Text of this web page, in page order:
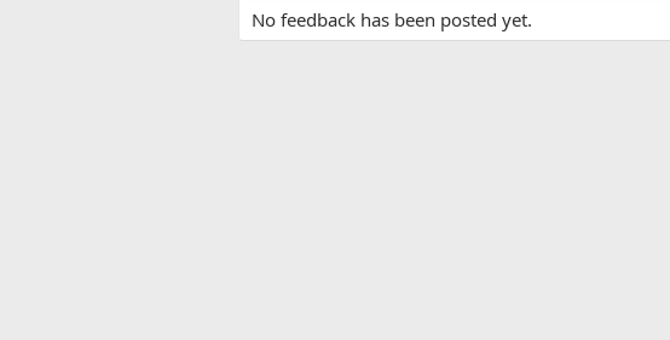
No feedback has been posted yet.